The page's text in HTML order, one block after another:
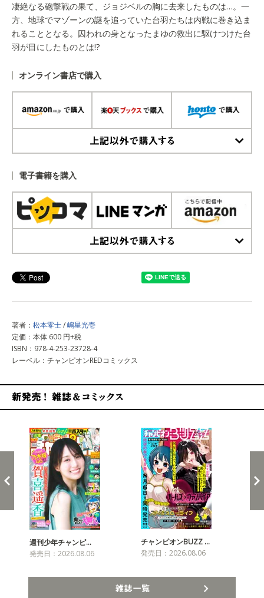
凄絶なる砲撃戦の果て、ジョジベルの胸に去来したものは…。一
方、地球でマゾーンの謎を追っていた台羽たちは内戦に巻き込ま
れることとなる。囚われの身となったまゆの救出に駆けつけた台
羽が目にしたものとは!?
オンライン書店で購入
電子書籍を購入
著者： 松本零士/嶋星光壱
定価：本体 600 円+税
ISBN：978-4-253-23728-4
レーベル：チャンピオンREDコミックス
週刊少年チャンピ…
発売日：2026.08.06
チャンピオンBUZZ …
発売日：2026.08.06